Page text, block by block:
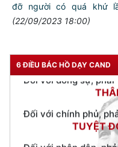
đỡ người có quá khứ
(22/09/2023 18:00)
6 ĐIỀU BÁC HỒ DẠY CAND
Đối với tự mình, phải
CẦN,
Đối với chính phủ,
TUYỆT
Đối với nhân dân,
KÍNH